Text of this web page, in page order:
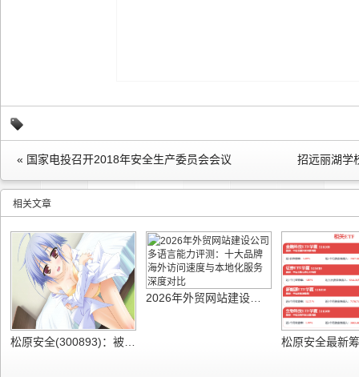
« 国家电投召开2018年安全生产委员会会议 招远丽湖学
相关文章
松原安全(300893)：被动安全持续进阶 供应链垂直整合盈利韧性凸显
2026年外贸网站建设公司多语言能力评测：十大品牌海外访问速度与本地化服务深度对比